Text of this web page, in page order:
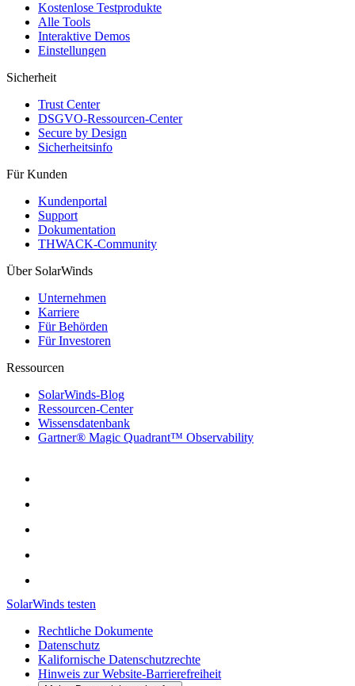
Kostenlose Testprodukte
Alle Tools
Interaktive Demos
Einstellungen
Sicherheit
Trust Center
DSGVO-Ressourcen-Center
Secure by Design
Sicherheitsinfo
Für Kunden
Kundenportal
Support
Dokumentation
THWACK-Community
Über SolarWinds
Unternehmen
Karriere
Für Behörden
Für Investoren
Ressourcen
SolarWinds-Blog
Ressourcen-Center
Wissensdatenbank
Gartner® Magic Quadrant™ Observability
SolarWinds testen
Rechtliche Dokumente
Datenschutz
Kalifornische Datenschutzrechte
Hinweis zur Website-Barrierefreiheit